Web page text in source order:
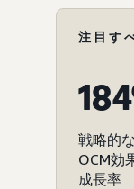
注目す
戦略的
OCM効
成長率